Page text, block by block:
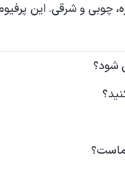
چوبی و شرقی. این
شود؟